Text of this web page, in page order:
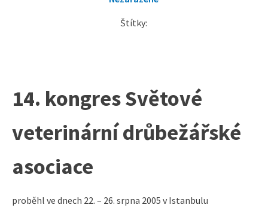
Štítky:
14. kongres Světové
veterinární drůbežářské
asociace
proběhl ve dnech 22. – 26. srpna 2005 v Istanbulu